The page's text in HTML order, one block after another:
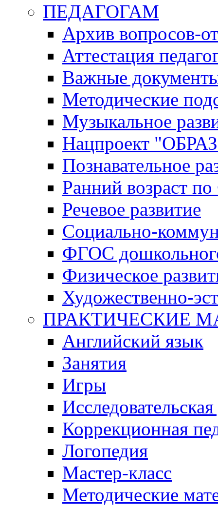
ПЕДАГОГАМ
Архив вопросов-
Аттестация
Важные
Методические
Музыкальное
Нацпроект
Познавательное
Ранний возраст
Речевое развитие
Социально-
ФГОС
Физическое
Художественно-
ПРАКТИЧЕСКИЕ
Английский язык
Занятия
Игры
Коррекционная
Логопедия
Мастер-класс
Методические